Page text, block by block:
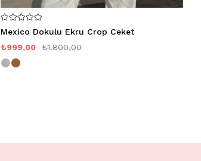
Mexico Dokulu Ekru Crop Ceket
₺999,00
₺1.800,00